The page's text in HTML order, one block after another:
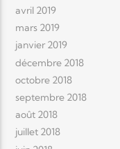
avril 2019
mars 2019
janvier 2019
décembre 2018
octobre 2018
septembre 2018
août 2018
juillet 2018